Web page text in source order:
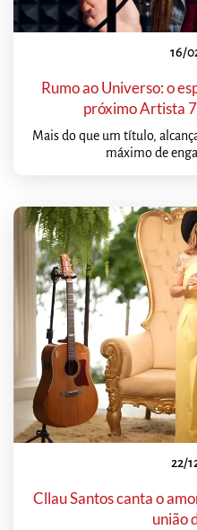
16/
Rumo ao Universo: o
próximo Artista
Mais do que um título,
máximo de
22/
Cllau Santos canta o
união